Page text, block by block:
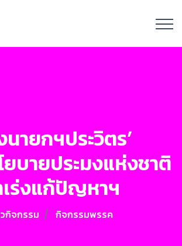
นายกฯประวิตร’
บายประมงแห่งชาติ
เร่งแก้ปัญหาฯ
กิจกรรม กิจกรรมพรรค